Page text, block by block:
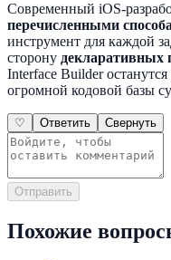
Современный iOS-
перечисленными
инструмент для каждой
сторону декларативных
Interface Builder
огромной кодовой базы
♡ Ответить Свернуть
Отправить
Похожие